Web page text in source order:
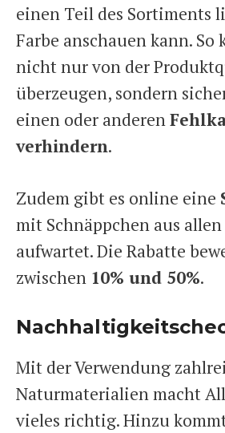
einen Teil des Sortiments
Farbe anschauen kann. So
nicht nur von der
überzeugen, sondern
einen oder anderen
verhindern.
Zudem gibt es online eine
mit Schnäppchen aus
aufwartet. Die Rabatte
zwischen 10% und 50%.
Mit der Verwendung
Naturmaterialien macht
vieles richtig. Hinzu